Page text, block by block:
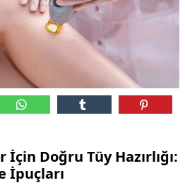
Doğru Tüy Hazırlığı:
İpuçları